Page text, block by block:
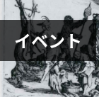
イベント